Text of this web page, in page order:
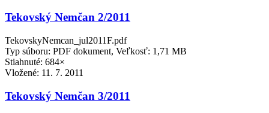
Tekovský Nemčan 2/2011
TekovskyNemcan_jul2011F.pdf
Typ súboru: PDF dokument, Veľkosť: 1,71 MB
Stiahnuté: 684×
Vložené: 11. 7. 2011
Tekovský Nemčan 3/2011